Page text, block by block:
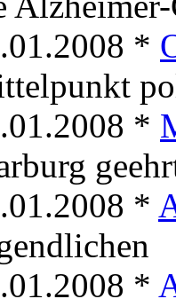
*
*
*
*